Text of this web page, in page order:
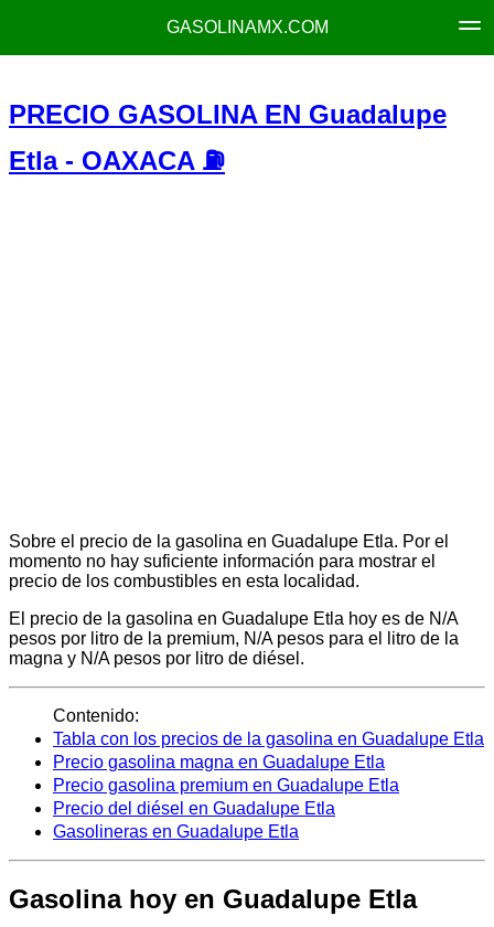
GASOLINAMX.COM
PRECIO GASOLINA EN Guadalupe
Etla - OAXACA ⛽
Sobre el precio de la gasolina en Guadalupe Etla. Por el
momento no hay suficiente información para mostrar el
precio de los combustibles en esta localidad.
El precio de la gasolina en Guadalupe Etla hoy es de N/A
pesos por litro de la premium, N/A pesos para el litro de la
magna y N/A pesos por litro de diésel.
Contenido:
Tabla con los precios de la gasolina en Guadalupe Etla
Precio gasolina magna en Guadalupe Etla
Precio gasolina premium en Guadalupe Etla
Precio del diésel en Guadalupe Etla
Gasolineras en Guadalupe Etla
Gasolina hoy en Guadalupe Etla